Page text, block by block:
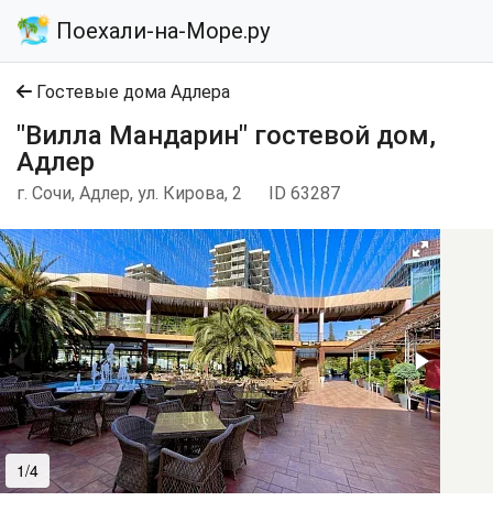
Поехали-на-Море.ру
Гостевые дома Адлера
"Вилла Мандарин" гостевой дом,
Адлер
г. Сочи, Адлер, ул. Кирова, 2 ID 63287
1/4